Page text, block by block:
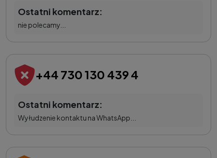
Ostatni komentarz:
nie polecamy...
+44 730 130 439 4
Ostatni komentarz:
Wyłudzenie kontaktu na WhatsApp...